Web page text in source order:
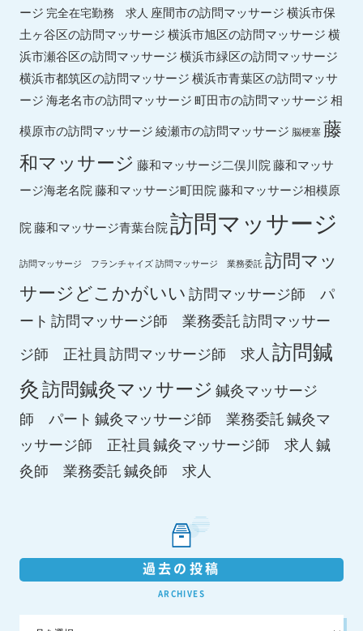
ージ 完全在宅勤務 求人 座間市の訪問マッサージ横浜市保
土ヶ谷区の訪問マッサージ横浜市旭区の訪問マッサージ横
浜市瀬谷区の訪問マッサージ横浜市緑区の訪問マッサージ
横浜市都筑区の訪問マッサージ横浜市青葉区の訪問マッサ
ージ海老名市の訪問マッサージ町田市の訪問マッサージ相
模原市の訪問マッサージ綾瀬市の訪問マッサージ 脳梗塞藤
和マッサージ 藤和マッサージ二俣川院藤和マッサ
ージ海老名院藤和マッサージ町田院藤和マッサージ相模原
院藤和マッサージ青葉台院訪問マッサージ
訪問マッサージ フランチャイズ 訪問マッサージ 業務委託 訪問マッ
サージどこかがいい 訪問マッサージ師 パ
ート 訪問マッサージ師 業務委託訪問マッサー
ジ師 正社員 訪問マッサージ師 求人 訪問鍼
灸訪問鍼灸マッサージ 鍼灸マッサージ
師 パート 鍼灸マッサージ師 業務委託鍼灸マ
ッサージ師 正社員 鍼灸マッサージ師 求人 鍼
灸師 業務委託鍼灸師 求人
過去の投稿
ARCHIVES